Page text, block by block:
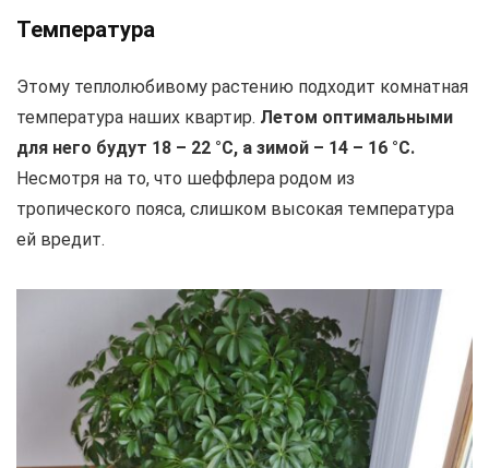
Температура
Этому теплолюбивому растению подходит комнатная
температура наших квартир. Летом оптимальными
для него будут 18 – 22 °C, а зимой – 14 – 16 °C.
Несмотря на то, что шеффлера родом из
тропического пояса, слишком высокая температура
ей вредит.